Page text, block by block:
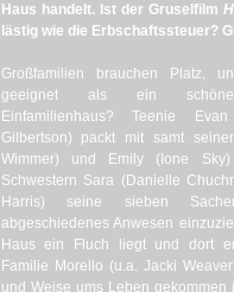
Haus handelt. Ist der Gruselfilm
lästig wie die Erbschaftssteuer?
Großfamilien brauchen Platz,
geeignet als ein
Einfamilienhaus? Teenie
Gilbertson) packt mit samt
Wimmer) und Emily (Ione
Schwestern Sara (Danielle
Harris) seine sieben
abgeschiedenes Anwesen
Haus ein Fluch liegt und dort
Familie Morello (u.a. Jacki
und Weise ums Leben gekommen